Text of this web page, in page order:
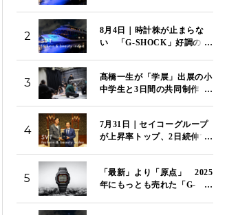
ス」は14,117ポイント
2
8月4日｜時計株が止まらな
い 「G-SHOCK」好調のカ
「SVT インデックス」は
14,081ポイント
3
髙橋一生が「学展」出展の小
中学生と3日間の共同制作
4
7月31日｜セイコーグループ
が上昇率トップ、2日続伸で
安 「SVT インデックス」
は13,967ポイント
5
「最新」より「原点」 2025
年にもっとも売れた「G-